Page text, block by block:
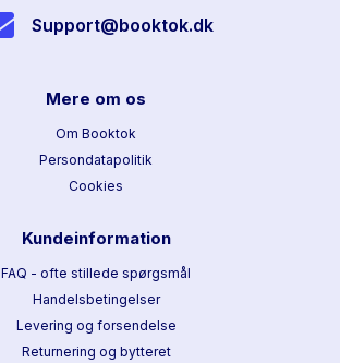
Support@booktok.dk
Mere om os
Om Booktok
Persondatapolitik
Cookies
Kundeinformation
FAQ - ofte stillede spørgsmål
Handelsbetingelser
Levering og forsendelse
Returnering og bytteret